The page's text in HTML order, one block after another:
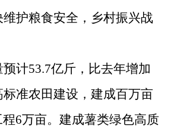
维护粮食安全，乡村振兴战
预计53.7亿斤，比去年增加
准农田建设，建成百万亩
6万亩。建成薯类绿色高质